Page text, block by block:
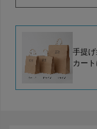
手提げ
カー